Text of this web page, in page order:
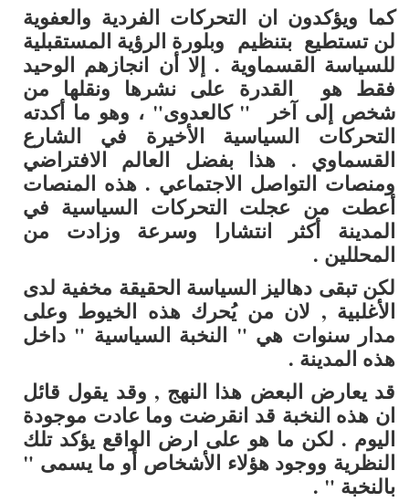
كما ويؤكدون ان التحركات الفردية والعفوية
لن تستطيع بتنظيم وبلورة الرؤية المستقبلية
للسياسة القسماوية . إلا أن انجازهم الوحيد
فقط هو القدرة على نشرها ونقلها من
شخص إلى آخر " كالعدوى" ، وهو ما أكدته
التحركات السياسية الأخيرة في الشارع
القسماوي . هذا بفضل العالم الافتراضي
ومنصات التواصل الاجتماعي . هذه المنصات
أعطت من عجلت التحركات السياسية في
المدينة أكثر انتشارا وسرعة وزادت من
المحللين .
لكن تبقى دهاليز السياسة الحقيقة مخفية لدى
الأغلبية , لان من يُحرك هذه الخيوط وعلى
مدار سنوات هي " النخبة السياسية " داخل
هذه المدينة .
قد يعارض البعض هذا النهج , وقد يقول قائل
ان هذه النخبة قد انقرضت وما عادت موجودة
اليوم . لكن ما هو على ارض الواقع يؤكد تلك
النظرية ووجود هؤلاء الأشخاص أو ما يسمى "
بالنخبة " .